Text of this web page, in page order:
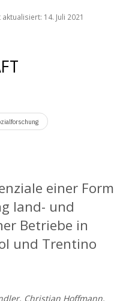
14. Juli 2021
einer Form
land- und
Betriebe in
und Trentino
Christian Hoffmann,